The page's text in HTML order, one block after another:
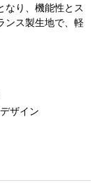
なり、機能性とス
ンス製生地で、軽
ザイン